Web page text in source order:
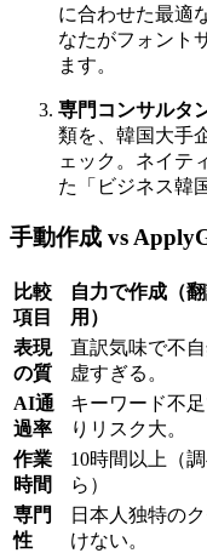
に合わせた最適
なたがフォント
ます。
専門コンサルタ
類を、韓国大手
ェック。ネイテ
た「ビジネス韓
手動作成 vs
比較
項目
自力で作成（
用）
表現
の質
直訳気味で不
虚すぎる。
AI通
過率
キーワード不
りリスク大。
作業
時間
10時間以上（
ら）
専門
性
日本人独特の
けない。